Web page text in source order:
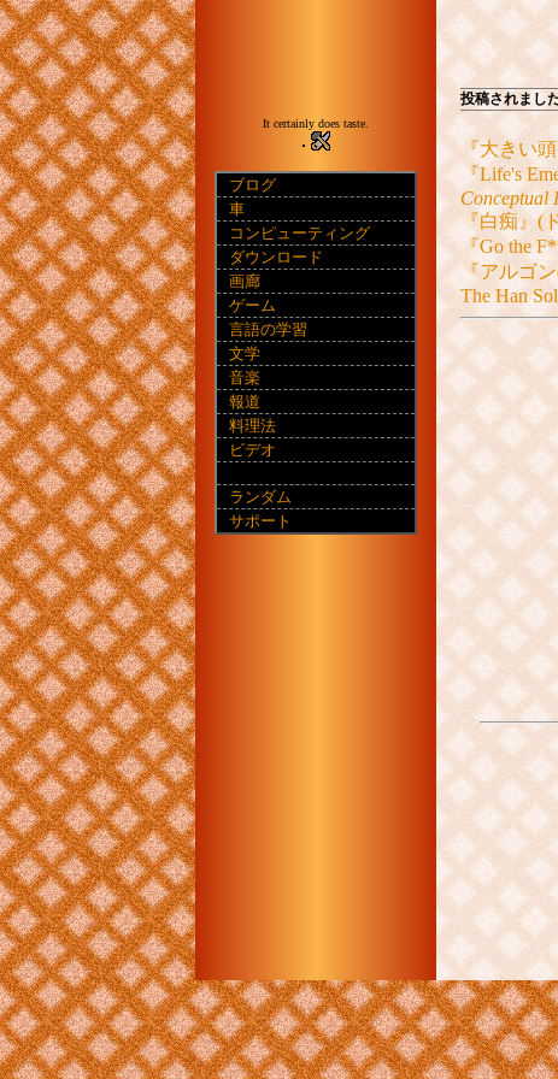
It certainly does taste.
ブログ
車
コンピューティング
ダウンロード
画廊
ゲーム
言語の学習
文学
音楽
報道
料理法
ビデオ
ランダム
サポート
投稿されまし
『大きい
『Life's
Conceptual
『白痴』(
『Go the
『アルゴ
The Han